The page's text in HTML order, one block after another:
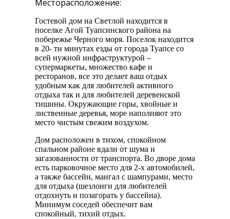
Месторасположение:
Гостевой дом на Светлой находится в
поселке Агой Туапсинского района на
побережье Черного моря. Поселок находится
в 20- ти минутах езды от города Туапсе со
всей нужной инфраструктурой –
супермаркеты, множество кафе и
ресторанов, все это делает ваш отдых
удобным как для любителей активного
отдыха так и для любителей деревенской
тишины. Окружающие горы, хвойные и
лиственные деревья, море наполняют это
место чистым свежим воздухом.
Дом расположен в тихом, спокойном
спальном районе вдали от шума и
загазованности от транспорта. Во дворе дома
есть парковочное место для 2-х автомобилей,
а также бассейн, мангал с шампурами, место
для отдыха (шезлонги для любителей
отдохнуть и позагорать у бассейна).
Минимум соседей обеспечит вам
спокойный, тихий отдых.